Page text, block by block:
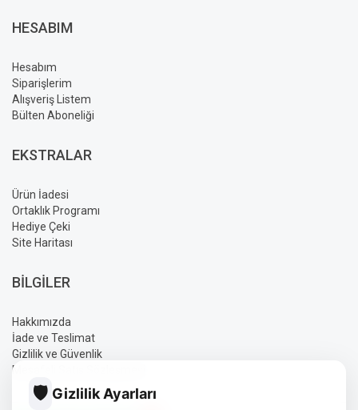
HESABIM
Hesabım
Siparişlerim
Alışveriş Listem
Bülten Aboneliği
EKSTRALAR
Ürün İadesi
Ortaklık Programı
Hediye Çeki
Site Haritası
BILGILER
Hakkımızda
İade ve Teslimat
Gizlilik ve Güvenlik
Mesafeli Satış Sözleşmesi
🛡️ Gizlilik Ayarları